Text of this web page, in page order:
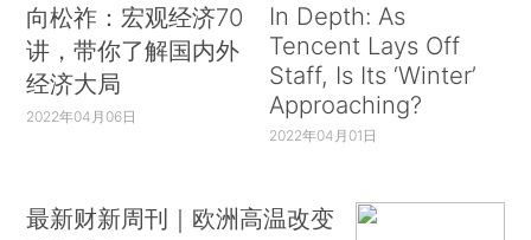
向松祚：宏观经济70
讲，带你了解国内外
经济大局
2022年04月06日
In Depth: As
Tencent Lays Off
Staff, Is Its ‘Winter’
Approaching?
2022年04月01日
最新财新周刊｜欧洲高温改变